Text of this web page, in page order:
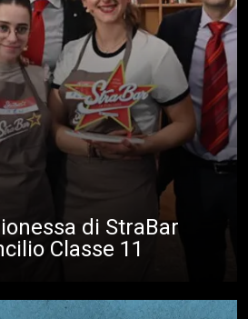
di StraBar
Classe 11